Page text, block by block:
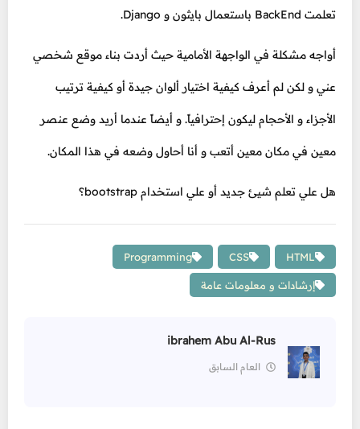
تعلمت BackEnd باستعمال بايثون و Django.
أواجه مشكلة في الواجهة الأمامية حيث أردت بناء موقع شخصي
عني و لكن لم أعرف كيفية اختيار ألوان جيدة أو كيفية ترتيب
الأجزاء و الأحجام ليكون إحترافياً. و أيضاً عندما أريد وضع عنصر
معين في مكان معين أتعب و أنا أحاول وضعه في هذا المكان.
هل علي تعلم شيئ جديد أو علي استخدام bootstrap؟
HTML
CSS
Programming
إرشادات و معلومات عامة
ibrahem Abu Al-Rus
العام السابق